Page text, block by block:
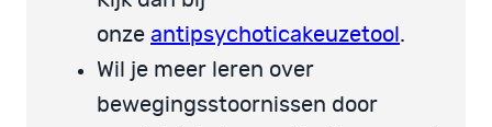
onze antipsychoticakeuzetool .
Wil je meer leren over
bewegingsstoornissen door